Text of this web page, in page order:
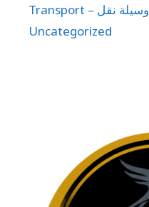
Transport – وسيلة نقل
Uncategorized